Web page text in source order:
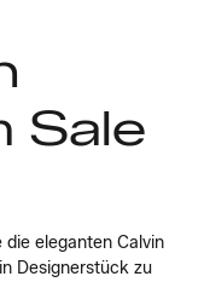
Sale
eleganten Calvin
Designerstück zu